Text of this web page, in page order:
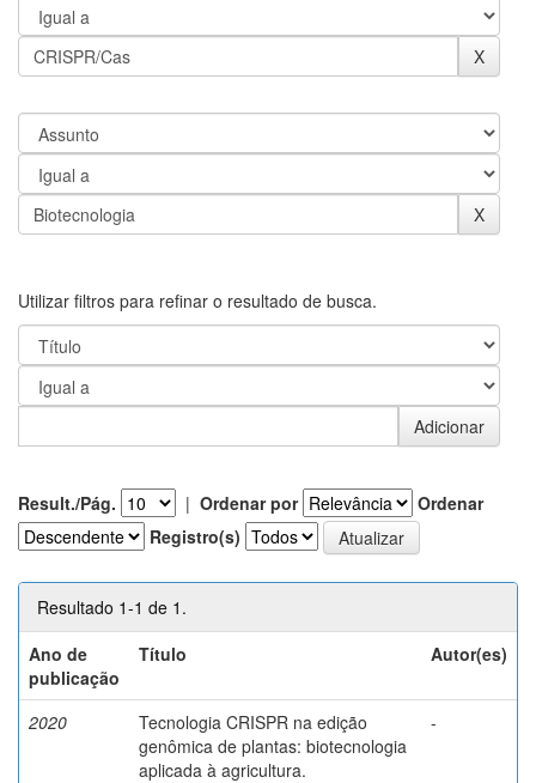
Utilizar filtros para refinar o resultado de busca.
Result./Pág. | Ordenar por
Ordenar
Registro(s)
Resultado 1-1 de 1.
Ano de
publicação
Título Autor(es)
2020
Tecnologia CRISPR na edição
genômica de plantas: biotecnologia
aplicada à agricultura.
-